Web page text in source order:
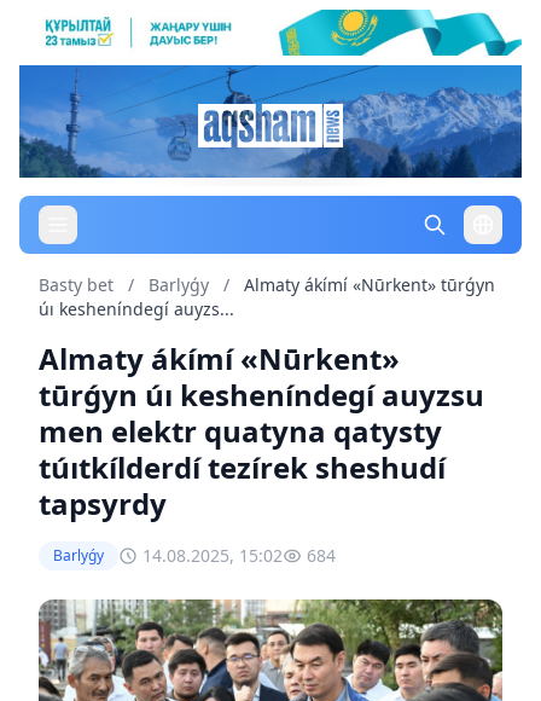
Basty bet / Barlyǵy /
Almaty ákímí «Nūrkent» tūrǵyn
úı kesheníndegí auyzs...
Almaty ákímí «Nūrkent»
tūrǵyn úı kesheníndegí auyzsu
men elektr quatyna qatysty
túıtkílderdí tezírek sheshudí
tapsyrdy
Barlyǵy 14.08.2025, 15:02 684